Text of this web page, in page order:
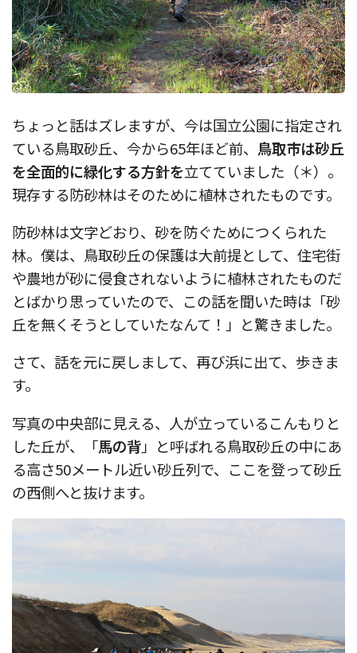
ちょっと話はズレますが、今は国立公園に指定され
ている鳥取砂丘、今から65年ほど前、 鳥取市は砂丘
を全面的に緑化する方針を立てていました（＊）。
現存する防砂林はそのために植林されたものです。
防砂林は文字どおり、砂を防ぐためにつくられた
林。僕は、鳥取砂丘の保護は大前提として、住宅街
や農地が砂に侵食されないように植林されたものだ
とばかり思っていたので、この話を聞いた時は「砂
丘を無くそうとしていたなんて！」と驚きました。
さて、話を元に戻しまして、再び浜に出て、歩きま
す。
写真の中央部に見える、人が立っているこんもりと
した丘が、「馬の背」と呼ばれる鳥取砂丘の中にあ
る高さ50メートル近い砂丘列で、ここを登って砂丘
の西側へと抜けます。